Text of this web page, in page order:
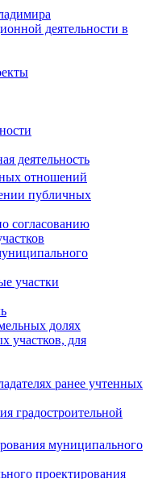
деятельности в
деятельность
отношений
публичных
согласованию
участки
долях
участков, для
ранее учтенных
градостроительной
муниципального
проектирования